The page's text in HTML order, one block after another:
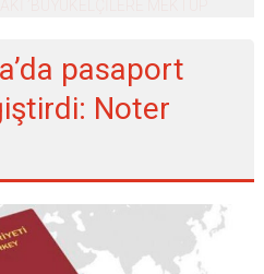
pasaport
Noter